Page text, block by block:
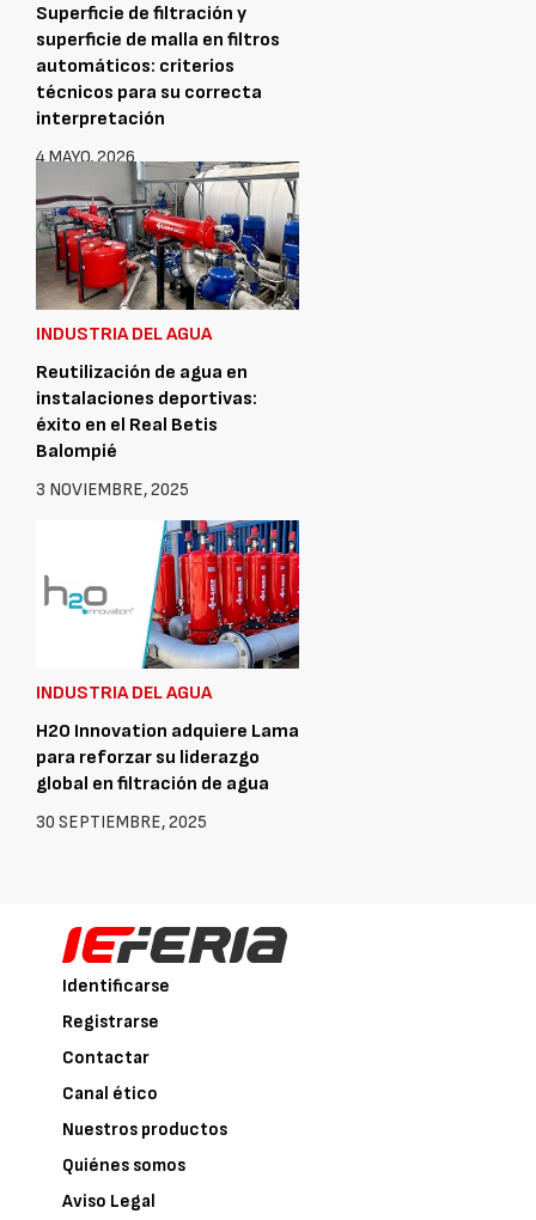
Superficie de filtración y
superficie de malla en filtros
automáticos: criterios
técnicos para su correcta
interpretación
4 MAYO, 2026
INDUSTRIA DEL AGUA
Reutilización de agua en
instalaciones deportivas:
éxito en el Real Betis
Balompié
3 NOVIEMBRE, 2025
INDUSTRIA DEL AGUA
H2O Innovation adquiere Lama
para reforzar su liderazgo
global en filtración de agua
30 SEPTIEMBRE, 2025
Identificarse
Registrarse
Contactar
Canal ético
Nuestros productos
Quiénes somos
Aviso Legal